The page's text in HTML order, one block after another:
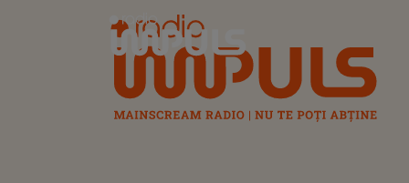
Radio Impuls